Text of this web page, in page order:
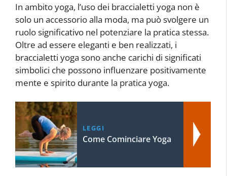
In ambito yoga, l’uso dei braccialetti yoga non è
solo un accessorio alla moda, ma può svolgere un
ruolo significativo nel potenziare la pratica stessa.
Oltre ad essere eleganti e ben realizzati, i
braccialetti yoga sono anche carichi di significati
simbolici che possono influenzare positivamente
mente e spirito durante la pratica yoga.
LEGGI
Come Cominciare Yoga